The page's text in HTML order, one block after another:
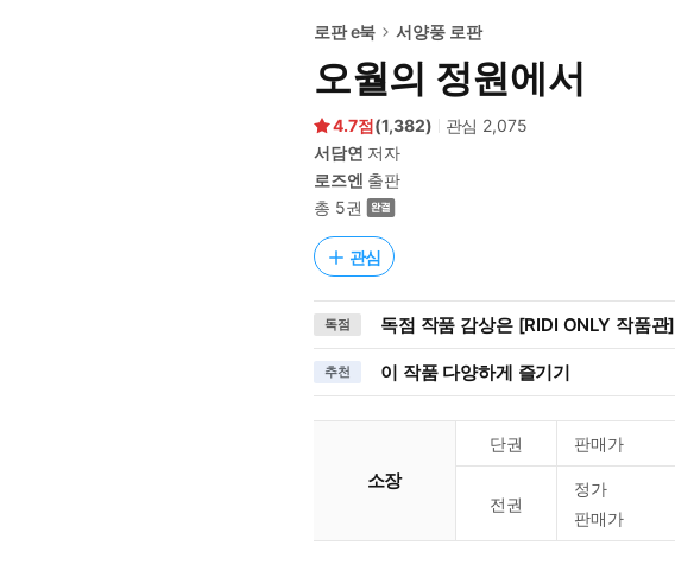
로판 e북 서양풍 로판
오월의 정원에서
4.7 (1,382) 관심 2,075
서담연 저자
로즈엔 출판
총 5권
관심
독점 독점 작품 감상은 [RIDI ONLY 작품관]
추천 이 작품 다양하게 즐기기
소장
단권 판매가
전권
정가
판매가